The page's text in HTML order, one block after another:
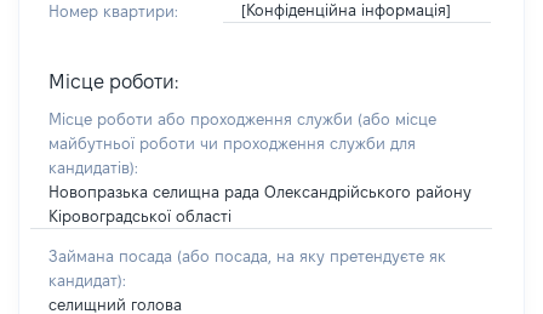
Номер квартири: [Конфіденційна інформація]
Місце роботи:
Місце роботи або проходження служби (або місце
майбутньої роботи чи проходження служби для
кандидатів):
Новопразька селищна рада Олександрійського району
Кіровоградської області
Займана посада (або посада, на яку претендуєте як
кандидат):
селищний голова